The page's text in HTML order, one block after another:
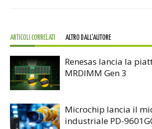
ARTICOLI CORRELATI ALTRO DALL'AUTORE
Renesas lancia la
MRDIMM Gen 3
Microchip lancia il
industriale PD-